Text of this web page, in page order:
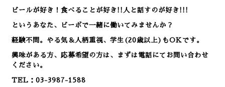
ビールが好き！食べることが好き!!人と話すのが好き!!!
というあなた、ビーボで一緒に働いてみませんか？
経験不問。やる気＆人柄重視、学生(20歳以上)もOKです。
興味がある方、応募希望の方は、まずは電話にてお問い合わせ
ください。
TEL：03-3987-1588